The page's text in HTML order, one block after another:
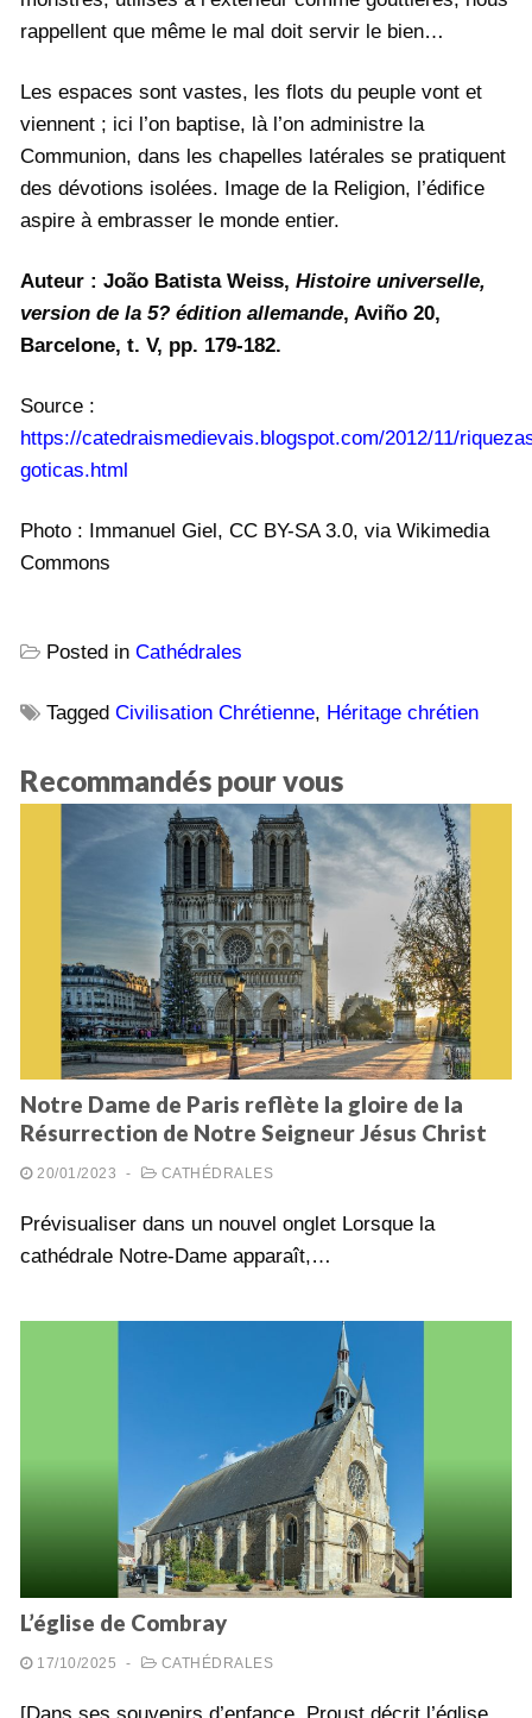
rappellent que même le mal doit servir le bien…
Les espaces sont vastes, les flots du peuple vont et
viennent ; ici l’on baptise, là l’on administre la
Communion, dans les chapelles latérales se pratiquent
des dévotions isolées. Image de la Religion, l’édifice
aspire à embrasser le monde entier.
Auteur : João Batista Weiss, Histoire universelle,
version de la 5? édition allemande, Aviño 20,
Barcelone, t. V, pp. 179-182.
Source :
https://catedraismedievais.blogspot.com/2012/11/
goticas.html
Photo : Immanuel Giel, CC BY-SA 3.0, via Wikimedia
Commons
Posted in Cathédrales
Tagged Civilisation Chrétienne, Héritage chrétien
Recommandés pour vous
Notre Dame de Paris reflète la gloire de la
Résurrection de Notre Seigneur Jésus Christ
20/01/2023 - CATHÉDRALES
Prévisualiser dans un nouvel onglet Lorsque la
cathédrale Notre-Dame apparaît,…
L’église de Combray
17/10/2025 - CATHÉDRALES